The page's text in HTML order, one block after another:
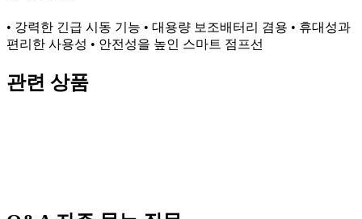
• 강력한 긴급 시동 기능 • 대용량 보조배터리 겸용 • 휴대성과
편리한 사용성 • 안전성을 높인 스마트 점프선
관련 상품